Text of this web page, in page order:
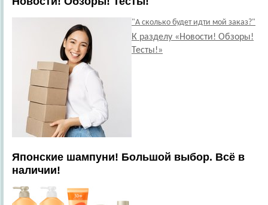
"А сколько будет идти мой заказ?"
К разделу «Новости! Обзоры!
Тесты!»
Японские шампуни! Большой выбор. Всё в
наличии!